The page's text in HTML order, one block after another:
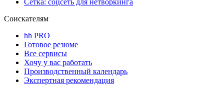
Соискателям
hh PRO
Готовое резюме
Все сервисы
Хочу у вас работать
Производственный календарь
Экспертная рекомендация